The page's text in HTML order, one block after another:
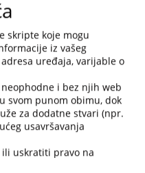
skripte koje mogu
iz vašeg
uređaja, varijable o
i bez njih web
svom punom obimu, dok
za dodatne stvari (npr.
usavršavanja
uskratiti pravo na